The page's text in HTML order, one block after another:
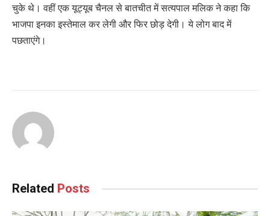
चुके थे। वहीं एक यूट्यूब चैनल से बातचीत में सत्यपाल मलिक ने कहा कि
भाजपा इनका इस्तेमाल कर लेगी और फिर छोड़ देगी। ये लोग बाद में
पछताएंगे।
Related Posts